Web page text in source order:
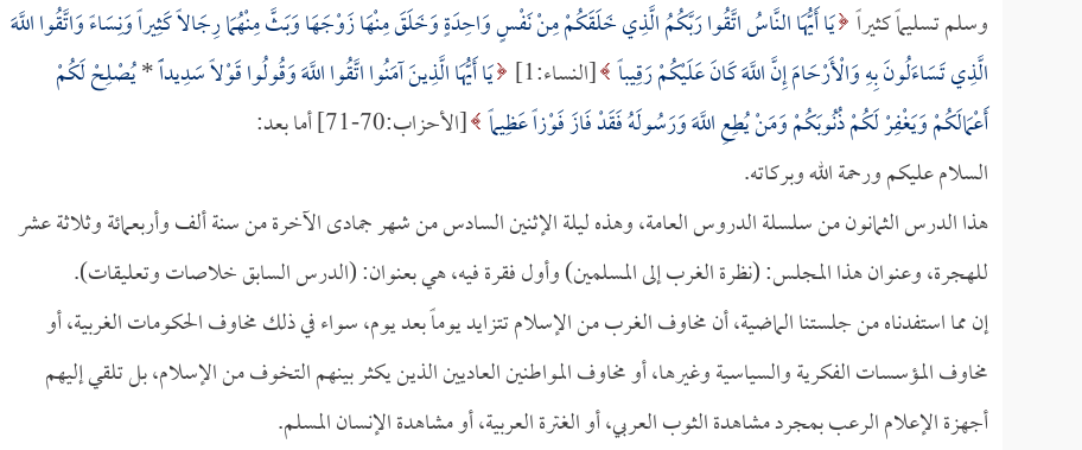
وسلم تسليماً كثيراً يَا أَيُّهَا النَّاسُ اتَّقُوا رَبَّكُمُ الَّذِي خَلَقَكُمْ مِنْ نَفْسٍ وَاحِدَةٍ وَخَلَقَ مِنْهَا زَوْجَهَا وَبَثَّ مِنْهُمَا رِجَالاً كَثِيراً وَنِسَاءً وَاتَّقُوا اللَّهَ
الَّذِي تَسَاءَلُونَ بِهِ وَالْأَرْحَامَ إِنَّ اللَّهَ كَانَ عَلَيْكُمْ رَقِيباً [النساء:1] يَا أَيُّهَا الَّذِينَ آمَنُوا اتَّقُوا اللَّهَ وَقُولُوا قَوْلاً سَدِيداًً*يُصْلِحْ لَكُمْ
أَعْمَالَكُمْ وَيَغْفِرْ لَكُمْ ذُنُوبَكُمْ وَمَنْ يُطِعِ اللَّهَ وَرَسُولَهُ فَقَدْ فَازَ فَوْزاً عَظِيماً [الأحزاب:70-71] أما بعد:
السلام عليكم ورحمة الله وبركاته.
هذا الدرس الثمانون من سلسلة الدروس العامة، وهذه ليلة الإثنين السادس من شهر جمادى الآخرة من سنة ألف وأربعمائة وثلاثة عشر
للهجرة، وعنوان هذا المجلس: (نظرة الغرب إلى المسلمين) وأول فقرة فيه، هي بعنوان: (الدرس السابق خلاصات وتعليقات).
إن مما استفدناه من جلستنا الماضية، أن مخاوف الغرب من الإسلام تتزايد يوماً بعد يوم، سواء في ذلك مخاوف الحكومات الغربية، أو
مخاوف المؤسسات الفكرية والسياسية وغيرها، أو مخاوف المواطنين العاديين الذين يكثر بينهم التخوف من الإسلام، بل تلقي إليهم
أجهزة الإعلام الرعب بمجرد مشاهدة الثوب العربي، أو الغترة العربية، أو مشاهدة الإنسان المسلم.